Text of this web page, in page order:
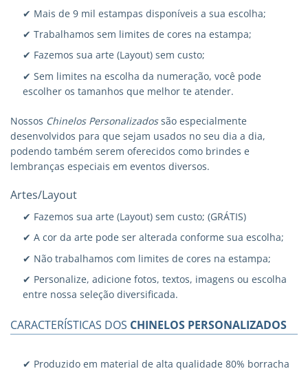
✔ Mais de 9 mil estampas disponíveis a sua escolha;
✔ Trabalhamos sem limites de cores na estampa;
✔ Fazemos sua arte (Layout) sem custo;
✔ Sem limites na escolha da numeração, você pode
escolher os tamanhos que melhor te atender.
Nossos Chinelos Personalizadossão especialmente
desenvolvidos para que sejam usados no seu dia a dia,
podendo também serem oferecidos como brindes e
lembranças especiais em eventos diversos.
Artes/Layout
✔ Fazemos sua arte (Layout) sem custo; (GRÁTIS)
✔ A cor da arte pode ser alterada conforme sua escolha;
✔ Não trabalhamos com limites de cores na estampa;
✔ Personalize, adicione fotos, textos, imagens ou escolha
entre nossa seleção diversificada.
CARACTERÍSTICAS DOS CHINELOS PERSONALIZADOS
✔ Produzido em material de alta qualidade 80% borracha